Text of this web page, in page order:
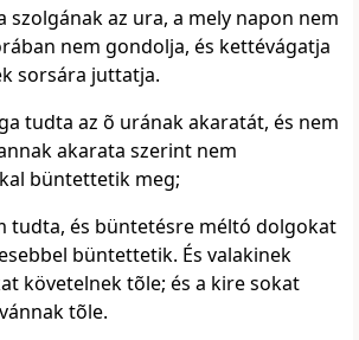
szolgának az ura, a mely napon nem
nem gondolja, és kettévágatja
sorsára juttatja.
tudta az õ urának akaratát, és nem
akarata szerint nem
büntettetik meg;
tudta, és büntetésre méltó dolgokat
büntettetik. És valakinek
követelnek tõle; és a kire sokat
tõle.